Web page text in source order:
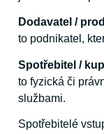
Dodavatel /
to podnikatel,
Spotřebitel /
to fyzická či
službami.
Spotřebitelé